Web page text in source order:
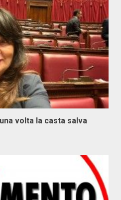
volta la casta salva